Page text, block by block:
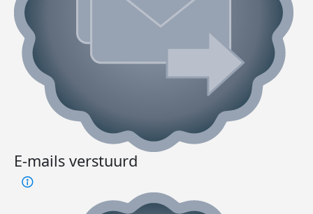
E-mails verstuurd